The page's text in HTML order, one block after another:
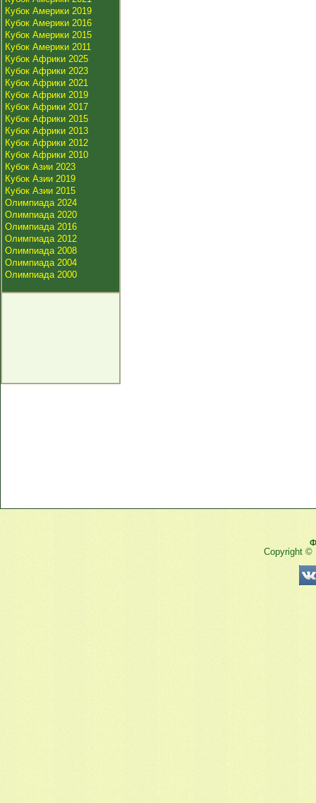
Кубок Америки 2019
Кубок Америки 2016
Кубок Америки 2015
Кубок Америки 2011
Кубок Африки 2025
Кубок Африки 2023
Кубок Африки 2021
Кубок Африки 2019
Кубок Африки 2017
Кубок Африки 2015
Кубок Африки 2013
Кубок Африки 2012
Кубок Африки 2010
Кубок Азии 2023
Кубок Азии 2019
Кубок Азии 2015
Олимпиада 2024
Олимпиада 2020
Олимпиада 2016
Олимпиада 2012
Олимпиада 2008
Олимпиада 2004
Олимпиада 2000
Copyright ©